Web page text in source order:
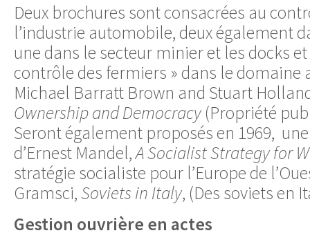
Deux brochures sont consacrées au
l’industrie automobile, deux également
une dans le secteur minier et les docks
contrôle des fermiers » dans le domaine
Michael Barratt Brown and Stuart
Ownership and Democracy(Propriété
Seront également proposés en 1969,
d’Ernest Mandel,A Socialist Strategy for
stratégie socialiste pour l’Europe de
Gramsci,Soviets in Italy, (Des soviets en
Gestion ouvrière en actes